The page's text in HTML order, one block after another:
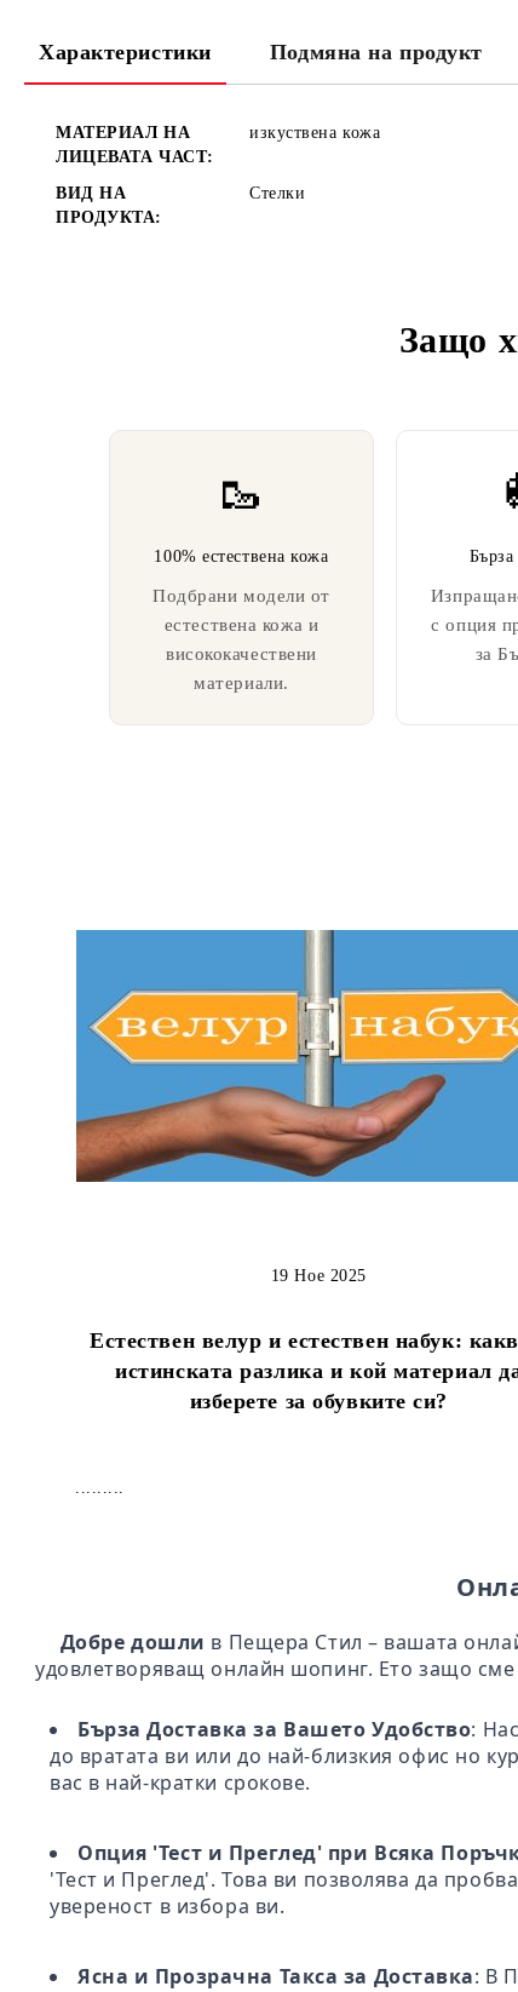
Характеристики Подмяна на продукт
МАТЕРИАЛ НА
ЛИЦЕВАТА ЧАСТ:
изкуствена кожа
ВИД НА
ПРОДУКТА:
Стелки
Защо
🥾
100% естествена кожа
Подбрани модели от
естествена кожа и
висококачествени
материали.
Бърза
с опция
за
Естествен велур и естествен набук:
истинската разлика и кой материал
изберете за обувките си?
19 Ное 2025
Добре дошли в Пещера Стил – вашата
удовлетворяващ онлайн шопинг. Ето защо
Бърза Доставка за Вашето Удобство:
до вратата ви или до най-близкия офис но
вас в най-кратки срокове.
Опция 'Тест и Преглед' при Всяка
'Тест и Преглед'. Това ви позволява да
увереност в избора ви.
Ясна и Прозрачна Такса за Доставка: В